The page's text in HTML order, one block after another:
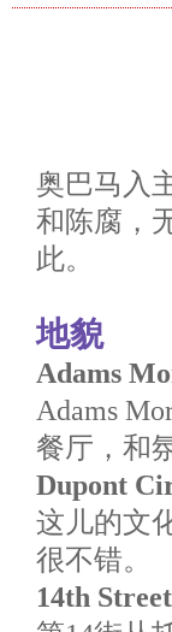
奥巴马入
和陈腐，
此。
地貌
Adams
Adams
餐厅，和
Dupont
这儿的文
很不错。
14th Street